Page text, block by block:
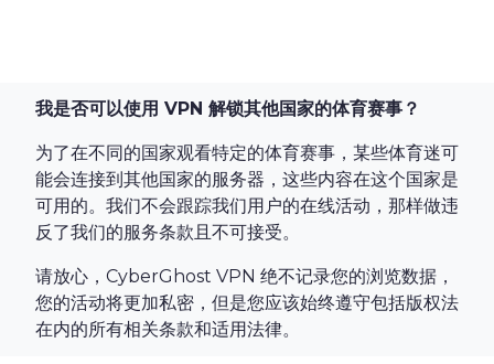
我是否可以使用 VPN 解锁其他国家的体育赛事？
为了在不同的国家观看特定的体育赛事，某些体育迷可
能会连接到其他国家的服务器，这些内容在这个国家是
可用的。我们不会跟踪我们用户的在线活动，那样做违
反了我们的服务条款且不可接受。
请放心，CyberGhost VPN 绝不记录您的浏览数据，
您的活动将更加私密，但是您应该始终遵守包括版权法
在内的所有相关条款和适用法律。